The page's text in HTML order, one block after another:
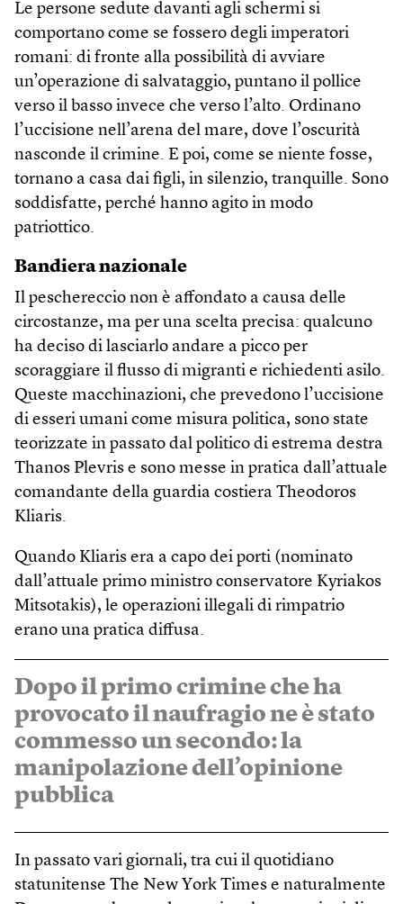
Le persone sedute davanti agli schermi si
comportano come se fossero degli imperatori
romani: di fronte alla possibilità di avviare
un’operazione di salvataggio, puntano il pollice
verso il basso invece che verso l’alto. Ordinano
l’uccisione nell’arena del mare, dove l’oscurità
nasconde il crimine. E poi, come se niente fosse,
tornano a casa dai figli, in silenzio, tranquille. Sono
soddisfatte, perché hanno agito in modo
patriottico.
Bandiera nazionale
Il peschereccio non è affondato a causa delle
circostanze, ma per una scelta precisa: qualcuno
ha deciso di lasciarlo andare a picco per
scoraggiare il flusso di migranti e richiedenti asilo.
Queste macchinazioni, che prevedono l’uccisione
di esseri umani come misura politica, sono state
teorizzate in passato dal politico di estrema destra
Thanos Plevris e sono messe in pratica dall’attuale
comandante della guardia costiera Theodoros
Kliaris.
Quando Kliaris era a capo dei porti (nominato
dall’attuale primo ministro conservatore Kyriakos
Mitsotakis), le operazioni illegali di rimpatrio
erano una pratica diffusa.
Dopo il primo crimine che ha
provocato il naufragio ne è stato
commesso un secondo: la
manipolazione dell’opinione
pubblica
In passato vari giornali, tra cui il quotidiano
statunitense The New York Times e naturalmente